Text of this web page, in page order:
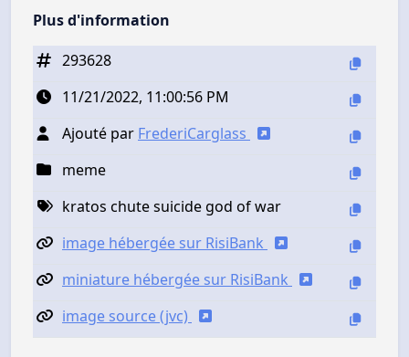
Plus d'information
293628
11/21/2022, 11:00:56 PM
Ajouté par FrederiCarglass
meme
kratos chute suicide god of war
image hébergée sur RisiBank
miniature hébergée sur RisiBank
image source (jvc)